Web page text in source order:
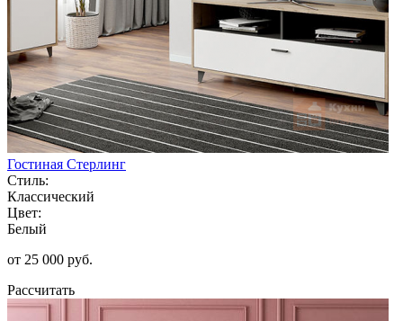
Гостиная Стерлинг
Стиль:
Классический
Цвет:
Белый
от 25 000 руб.
Рассчитать